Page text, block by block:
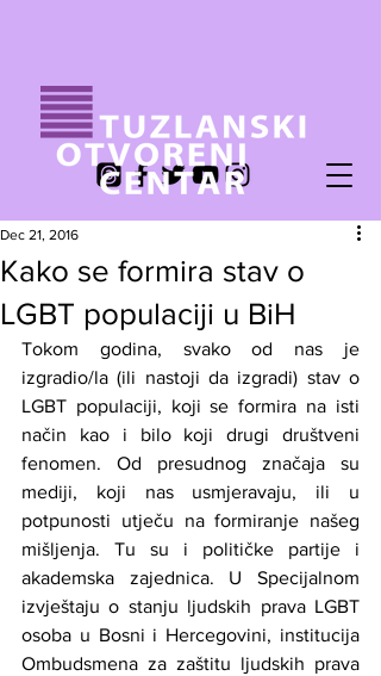
Kako se formira stav o
LGBT populaciji u BiH
Dec 21, 2016
Tokom godina, svako od nas je
izgradio/la (ili nastoji da izgradi) stav o
LGBT populaciji, koji se formira na isti
način kao i bilo koji drugi društveni
fenomen. Od presudnog značaja su
mediji, koji nas usmjeravaju, ili u
potpunosti utječu na formiranje našeg
mišljenja. Tu su i političke partije i
akademska zajednica. U Specijalnom
izvještaju o stanju ljudskih prava LGBT
osoba u Bosni i Hercegovini, institucija
Ombudsmena za zaštitu ljudskih prava